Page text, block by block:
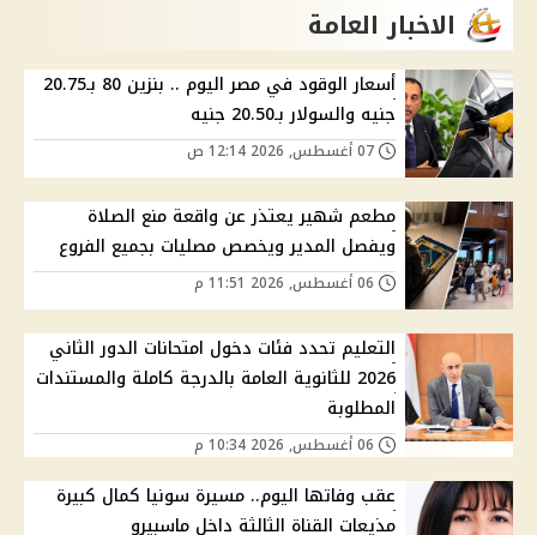
الاخبار العامة
أسعار الوقود في مصر اليوم .. بنزين 80 بـ20.75
جنيه والسولار بـ20.50 جنيه
مطعم شهير يعتذر عن واقعة منع الصلاة
ويفصل المدير ويخصص مصليات بجميع الفروع
التعليم تحدد فئات دخول امتحانات الدور الثاني
2026 للثانوية العامة بالدرجة كاملة والمستندات
المطلوبة
عقب وفاتها اليوم.. مسيرة سونيا كمال كبيرة
مذيعات القناة الثالثة داخل ماسبيرو